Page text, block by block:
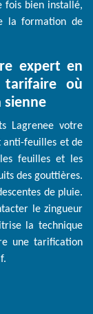
fois bien installé,
la formation de
expert en
tarifaire où
sienne
Lagrenee votre
anti-feuilles et de
les feuilles et les
des gouttières.
de pluie.
le zingueur
la technique
une tarification